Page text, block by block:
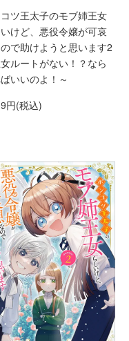
ツ王太子のモブ姉王女
けど、悪役令嬢が可哀
で助けようと思います2
ルートがない！？なら
いいのよ！～
円(税込)